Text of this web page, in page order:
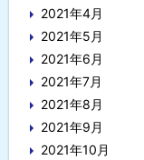
2021年4月
2021年5月
2021年6月
2021年7月
2021年8月
2021年9月
2021年10月